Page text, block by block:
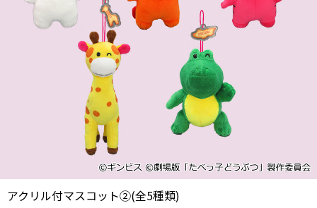
アクリル付マスコット②(全5種類)